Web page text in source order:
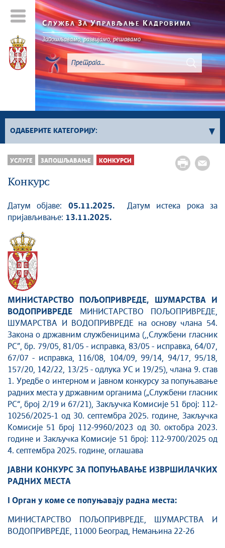
СЛУЖБА ЗАУПРАВЉАЊЕ КАДРОВИМА
Запошљавамо, развијамо, решавамо
ОДАБЕРИТЕ КАТЕГОРИЈУ:
Конкурси за попуњавање положаја
Конкурси за попуњавање извршилачких
радних места
Конкурси органа ван државне управе
УСЛУГЕ ЗАПОШЉАВАЊЕ КОНКУРСИ
Конкурс
Датум објаве: 05.11.2025.Датум истека рока за
пријављивање: 13.11.2025.
МИНИСТАРСТВО ПОЉОПРИВРЕДЕ, ШУМАРСТВА И
ВОДОПРИВРЕДЕ МИНИСТАРСТВО ПОЉОПРИВРЕДЕ,
ШУМАРСТВА И ВОДОПРИВРЕДЕ на основу члана 54.
Закона о државним службеницима (,,Службени гласник
РС”, бр. 79/05, 81/05 - исправка, 83/05 - исправка, 64/07,
67/07 - исправка, 116/08, 104/09, 99/14, 94/17, 95/18,
157/20, 142/22, 13/25 - одлука УС и 19/25), члана 9. став
1. Уредбе о интерном и јавном конкурсу за попуњавање
радних места у државним органима („Службени гласник
РС“, брoj 2/19 и 67/21), Закључка Комисије 51 број: 112-
10256/2025-1 од 30. септембра 2025. године, Закључка
Комисије 51 број 112-9960/2023 од 30. октобра 2023.
године и Закључка Комисије 51 број: 112-9700/2025 од
4. септембра 2025. године, оглашава
ЈАВНИ КОНКУРС ЗА ПОПУЊАВАЊЕ ИЗВРШИЛАЧКИХ
РАДНИХ МЕСТА
I Орган у коме се попуњавају радна места:
МИНИСТАРСТВО ПОЉОПРИВРЕДЕ, ШУМАРСТВА И
ВОДОПРИВРЕДЕ, 11000 Београд, Немањина 22-26